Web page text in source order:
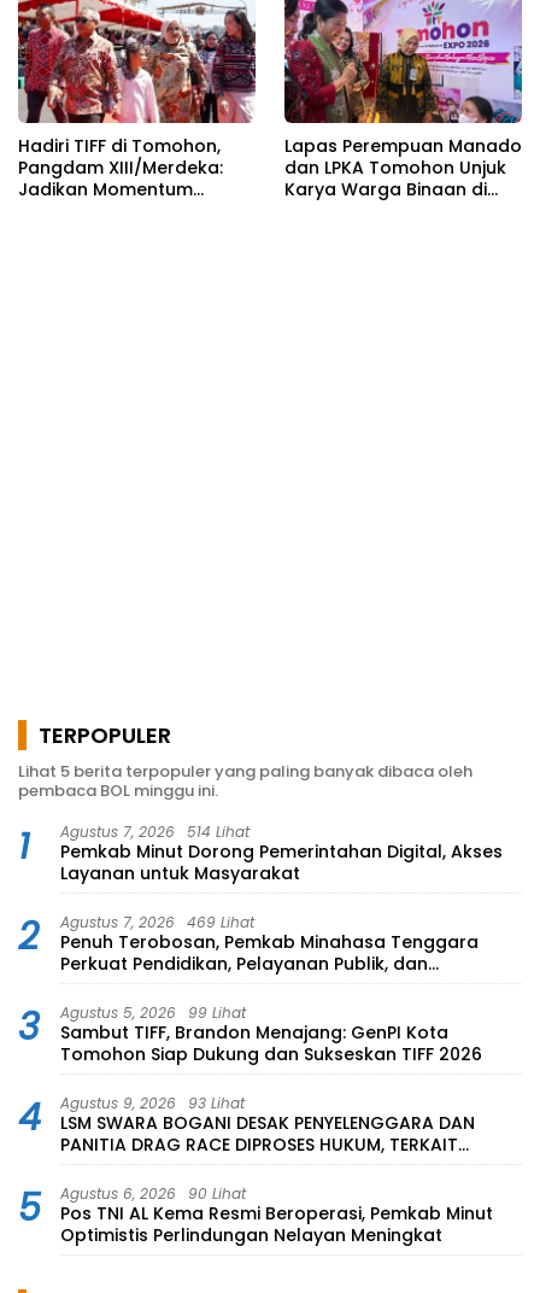
Hadiri TIFF di Tomohon,
Pangdam XIII/Merdeka:
Jadikan Momentum
Lapas Perempuan Manado
dan LPKA Tomohon Unjuk
Karya Warga Binaan di
TERPOPULER
Lihat 5 berita terpopuler yang paling banyak dibaca oleh
pembaca BOL minggu ini.
1 Agustus 7, 2026 514 Lihat
Pemkab Minut Dorong Pemerintahan Digital, Akses
Layanan untuk Masyarakat
2 Agustus 7, 2026 469 Lihat
Penuh Terobosan, Pemkab Minahasa Tenggara
Perkuat Pendidikan, Pelayanan Publik, dan
Kesehatan
3 Agustus 5, 2026 99 Lihat
Sambut TIFF, Brandon Menajang: ​GenPI Kota
Tomohon Siap Dukung dan Sukseskan TIFF 2026
4 Agustus 9, 2026 93 Lihat
LSM SWARA BOGANI DESAK PENYELENGGARA DAN
PANITIA DRAG RACE DIPROSES HUKUM, TERKAIT
TRAGEDI MAUT 16 KORBAN DAN 6 ORANG LAINYA
MENINGGAL DUNIA
5 Agustus 6, 2026 90 Lihat
Pos TNI AL Kema Resmi Beroperasi, Pemkab Minut
Optimistis Perlindungan Nelayan Meningkat